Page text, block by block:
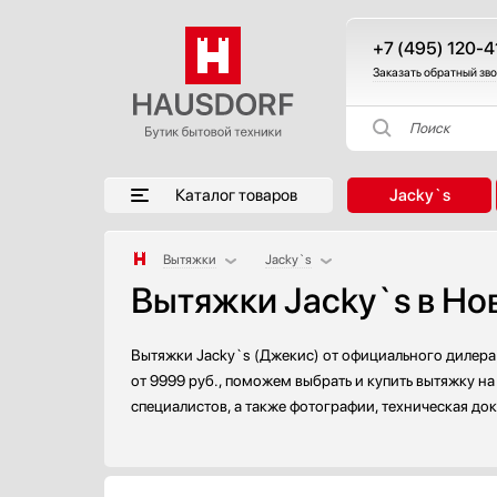
+7 (495) 120-
Заказать обратный
Поиск
Каталог товаров Jacky`s
Вытяжки
Аксессуары
Аксессуары и принадлежности
Акустические системы
Аромастанции
Барбекю
Jacky`s
AEG
Barazza
Bertazzoni
BORA
Вытяжки Jacky`s в
Вытяжки Jacky`s (Джекис) от официального
от 9999 руб., поможем выбрать и купить вытяжку
специалистов, а также фотографии, техническая